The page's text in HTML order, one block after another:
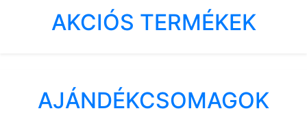
AKCIÓS TERMÉKEK
AJÁNDÉKCSOMAGOK